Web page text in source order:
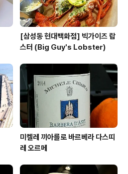
[삼성동 현대백화점] 빅가이즈 랍
스터 (Big Guy's Lobster)
미켈레 끼아를로 바르베라 다스띠
레 오르메